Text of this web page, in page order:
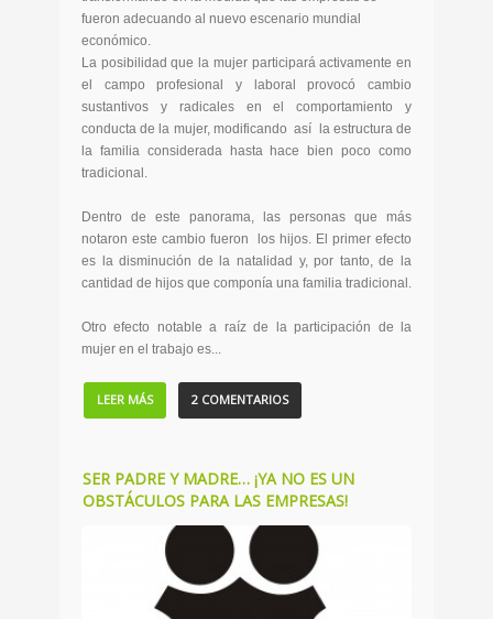
fueron adecuando al nuevo escenario mundial
económico.
La posibilidad que la mujer participará activamente en
el campo profesional y laboral provocó cambio
sustantivos y radicales en el comportamiento y
conducta de la mujer, modificando así la estructura de
la familia considerada hasta hace bien poco como
tradicional.
Dentro de este panorama, las personas que más
notaron este cambio fueron los hijos. El primer efecto
es la disminución de la natalidad y, por tanto, de la
cantidad de hijos que componía una familia tradicional.
Otro efecto notable a raíz de la participación de la
mujer en el trabajo es...
LEER MÁS 2 COMENTARIOS
SER PADRE Y MADRE… ¡YA NO ES UN
OBSTÁCULOS PARA LAS EMPRESAS!